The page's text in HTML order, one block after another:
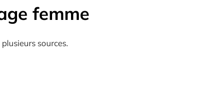
femme
sources.